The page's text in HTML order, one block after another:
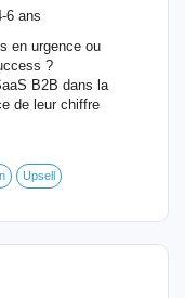
6 ans
en urgence ou
?
B2B dans la
de leur chiffre
Upsell